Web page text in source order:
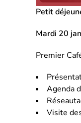
Petit
Mardi 20
Premier
Agenda
Visite